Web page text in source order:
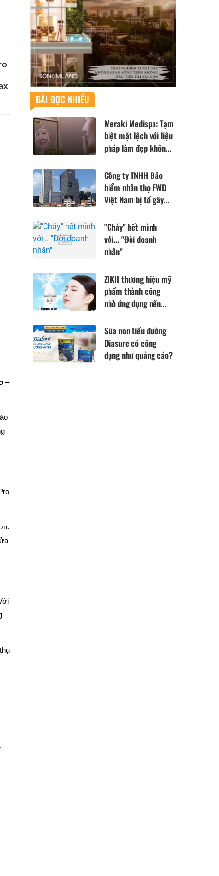
–
BÀI ĐỌC NHIỀU
Meraki Medispa: Tạm
biệt mặt lệch với liệu
pháp làm đẹp không
Bản
Công ty TNHH Bảo
hiểm nhân thọ FWD
Việt Nam bị tố gây
các Đại lý bảo hiểm
cắt Code?
"Cháy" hết mình
với... "Đời doanh
nhân"
ZIKII thương hiệu mỹ
phẩm thành công
nhờ ứng dụng nền
từ Nhật Bản
Sữa non tiểu đường
Diasure có công
dụng như quảng cáo?